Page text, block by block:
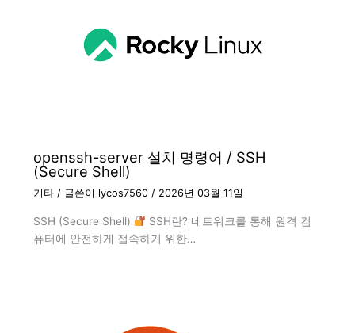
openssh-server 설치 명령어 / SSH
(Secure Shell)
기타/ 글쓴이 lycos7560 / 2026년 03월 11일
SSH (Secure Shell)
SSH란? 네트워크를 통해 원격 컴
퓨터에 안전하게 접속하기 위한…